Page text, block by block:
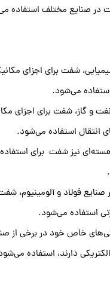
در صنایع مختلف استفاده
شفت برای اجزای
می‌شود.
و گاز، شفت برای اجزای
انتقال استفاده می‌شود.
نیز شفت برای استفاده
صنایع فولاد و آلومینیوم،
استفاده می‌شود.
خاص خود در برخی از
دارند، استفاده